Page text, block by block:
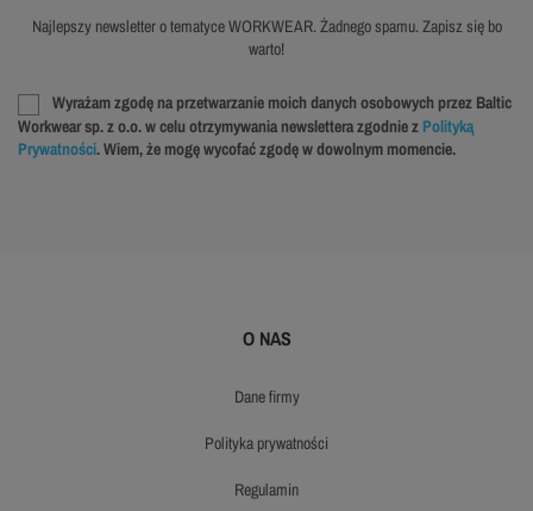
Najlepszy newsletter o tematyce WORKWEAR. Żadnego spamu. Zapisz się bo
warto!
Wyrażam zgodę na przetwarzanie moich danych osobowych przez Baltic
Workwear sp. z o.o. w celu otrzymywania newslettera zgodnie z Polityką
Prywatności. Wiem, że mogę wycofać zgodę w dowolnym momencie.
O NAS
dane firmy
polityka prywatności
regulamin